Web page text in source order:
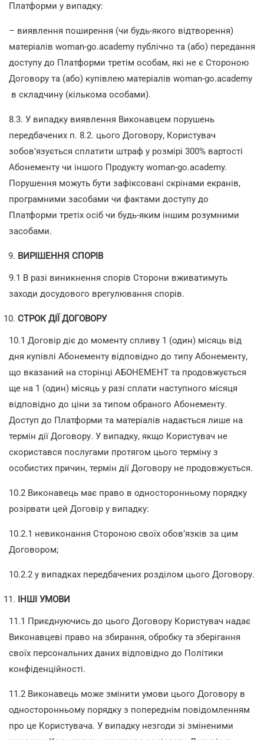
Платформи у випадку:
– виявлення поширення (чи будь-якого відтворення)
матеріалів woman-go.academy публічно та (або) передання
доступу до Платформи третім особам, які не є Стороною
Договору та (або) купівлею матеріалів woman-go.academy
в складчину (кількома особами).
8.3. У випадку виявлення Виконавцем порушень
передбачених п. 8.2. цього Договору, Користувач
зобов’язується сплатити штраф у розмірі 300% вартості
Абонементу чи іншого Продукту woman-go.academy.
Порушення можуть бути зафіксовані скрінами екранів,
програмними засобами чи фактами доступу до
Платформи третіх осіб чи будь-яким іншим розумними
засобами.
ВИРІШЕННЯ СПОРІВ
9.1 В разі виникнення спорів Сторони вживатимуть
заходи досудового врегулювання спорів.
СТРОК ДІЇ ДОГОВОРУ
10.1 Договір діє до моменту спливу 1 (один) місяць від
дня купівлі Абонементу відповідно до типу Абонементу,
що вказаний на сторінці АБОНЕМЕНТ та продовжується
ще на 1 (один) місяць у разі сплати наступного місяця
відповідно до ціни за типом обраного Абонементу.
Доступ до Платформи та матеріалів надається лише на
термін дії Договору. У випадку, якщо Користувач не
скористався послугами протягом цього терміну з
особистих причин, термін дії Договору не продовжується.
10.2 Виконавець має право в односторонньому порядку
розірвати цей Договір у випадку:
10.2.1 невиконання Стороною своїх обов’язків за цим
Договором;
10.2.2 у випадках передбачених розділом цього Договору.
ІНШІ УМОВИ
11.1 Приєднуючись до цього Договору Користувач надає
Виконавцеві право на збирання, обробку та зберігання
своїх персональних даних відповідно до Політики
конфіденційності.
11.2 Виконавець може змінити умови цього Договору в
односторонньому порядку з попереднім повідомленням
про це Користувача. У випадку незгоди зі зміненими